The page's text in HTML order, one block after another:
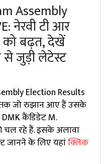
Assembly
नेरवी टी आर
को बढ़त, देखें
से जुड़ी लेटेस्ट
Election Results
तक जो रुझान आए हैं उसके
DMK कैंडिडेट M.
रहे हैं. इसके अलावा
जानने के लिए यहांक्लिक